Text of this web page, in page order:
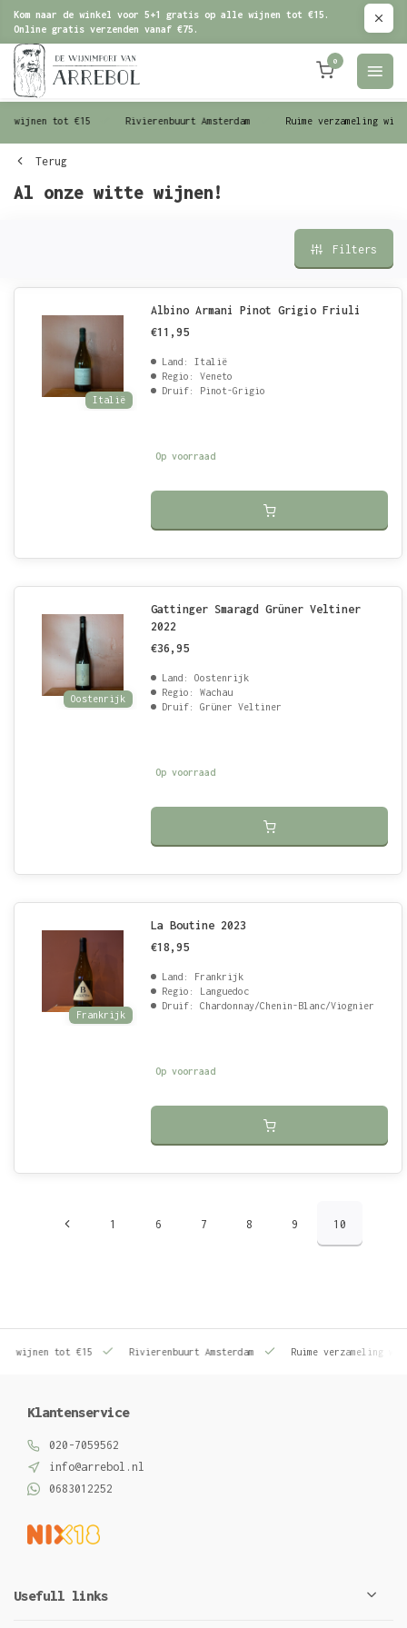
Kom naar de winkel voor 5+1 gratis op alle wijnen tot €15.
Online gratis verzenden vanaf €75.
0
wijnen tot €15 Rivierenbuurt Amsterdam Ruime verzameling
Terug
Al onze witte wijnen!
Filters
Italië
Albino Armani Pinot Grigio Friuli
€11,95
Land: Italië
Regio: Veneto
Druif: Pinot-Grigio
Op voorraad
Oostenrijk
Gattinger Smaragd Grüner Veltiner
2022
€36,95
Land: Oostenrijk
Regio: Wachau
Druif: Grüner Veltiner
Op voorraad
Frankrijk
La Boutine 2023
€18,95
Land: Frankrijk
Regio: Languedoc
Druif: Chardonnay/Chenin-Blanc/Viognier
Op voorraad
1 6 7 8 9 10
wijnen tot €15 Rivierenbuurt Amsterdam Ruime verzameling
Klantenservice
020-7059562
info@arrebol.nl
0683012252
Usefull links